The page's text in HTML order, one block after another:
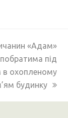
«Адам»
під
в охопленому
будинку